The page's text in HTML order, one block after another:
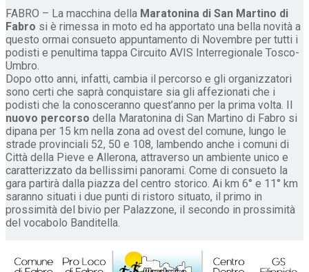
FABRO – La macchina della Maratonina di San Martino di
Fabro si è rimessa in moto ed ha apportato una bella novità a
questo ormai consueto appuntamento di Novembre per tutti i
podisti e penultima tappa Circuito AVIS Interregionale Tosco-
Umbro.
Dopo otto anni, infatti, cambia il percorso e gli organizzatori
sono certi che saprà conquistare sia gli affezionati che i
podisti che la conosceranno quest’anno per la prima volta. Il
nuovo percorso della Maratonina di San Martino di Fabro si
dipana per 15 km nella zona ad ovest del comune, lungo le
strade provinciali 52, 50 e 108, lambendo anche i comuni di
Città della Pieve e Allerona, attraverso un ambiente unico e
caratterizzato da bellissimi panorami. Come di consueto la
gara partirà dalla piazza del centro storico. Ai km 6° e 11° km
saranno situati i due punti di ristoro situato, il primo in
prossimità del bivio per Palazzone, il secondo in prossimità
del vocabolo Banditella.